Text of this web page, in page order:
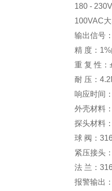
180 -
100VAC
输出信号
精 度：
重 复 性：
耐 压：
响应时间
外壳材料
探头材料
球 阀：
紧压接头
法 兰：
报警输出